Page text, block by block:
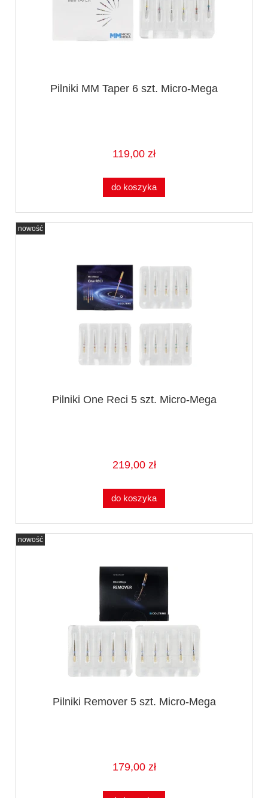
Pilniki MM Taper 6 szt. Micro-Mega
119,00 zł
do koszyka
Pilniki One Reci 5 szt. Micro-Mega
219,00 zł
do koszyka
nowość
Pilniki Remover 5 szt. Micro-Mega
179,00 zł
nowość